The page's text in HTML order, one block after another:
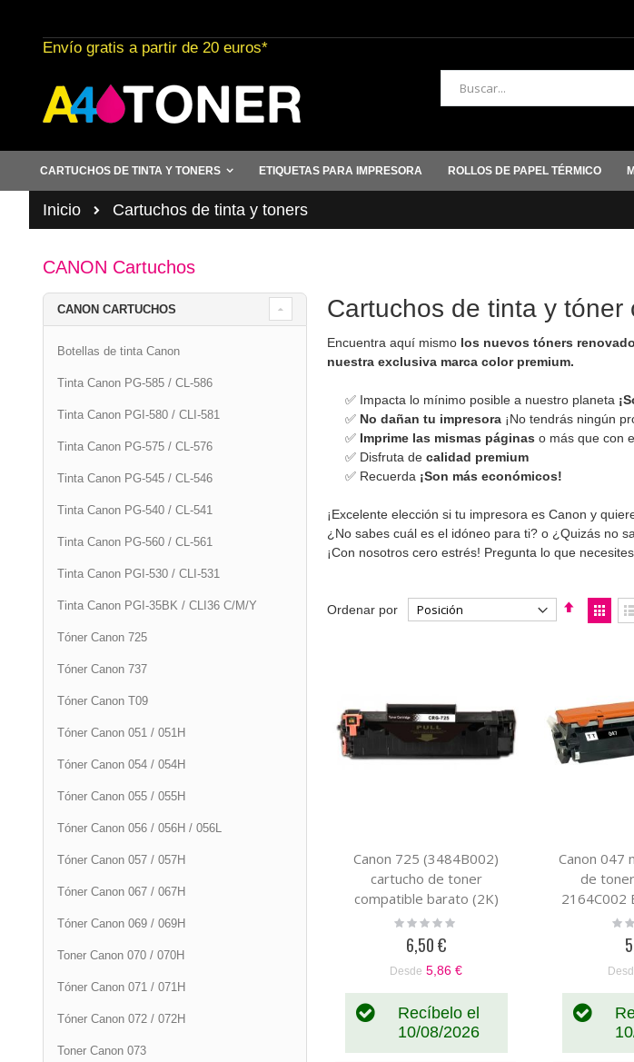
al
contenido
Envío gratis a partir de 20 euros*
Buscar
CARTUCHOS DE TINTA Y TONERS ETIQUETAS PARA IMPRESORA ROLLOS DE PAPEL TÉRMICO
Inicio Cartuchos de tinta y toners
CANON Cartuchos
Cartuchos de tinta y
Encuentra aquí mismo los nuevos tóners
nuestra exclusiva marca color premium.
✅ Impacta lo mínimo posible a nuestro planeta
✅ No dañan tu impresora¡No tendrás ningún
✅ Imprime las mismas páginas o más que con
✅ Disfruta de calidad premium
✅ Recuerda ¡Son más económicos!
¡Excelente elección si tu impresora es Canon y
¿No sabes cuál es el idóneo para ti? o ¿Quizás no
¡Con nosotros cero estrés! Pregunta lo que
Ordenar por
Fijar
Dirección
Ver
Canon 725 (3484B002)
cartucho de toner
compatible barato (2K)
Rating:
6,50 €
Desde 5,86 €
Recíbelo el
10/08/2026
Canon 047
de
2164C002
CANON CARTUCHOS
Botellas de tinta Canon
Tinta Canon PG-585 / CL-586
Tinta Canon PGI-580 / CLI-581
Tinta Canon PG-575 / CL-576
Tinta Canon PG-545 / CL-546
Tinta Canon PG-540 / CL-541
Tinta Canon PG-560 / CL-561
Tinta Canon PGI-530 / CLI-531
Tinta Canon PGI-35BK / CLI36 C/M/Y
Tóner Canon 725
Tóner Canon 737
Tóner Canon T09
Tóner Canon 051 / 051H
Tóner Canon 054 / 054H
Tóner Canon 055 / 055H
Tóner Canon 056 / 056H / 056L
Tóner Canon 057 / 057H
Tóner Canon 067 / 067H
Tóner Canon 069 / 069H
Toner Canon 070 / 070H
Tóner Canon 071 / 071H
Tóner Canon 072 / 072H
Toner Canon 073